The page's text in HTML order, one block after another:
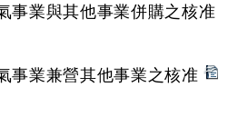
事業與其他事業併購之核准
事業兼營其他事業之核准